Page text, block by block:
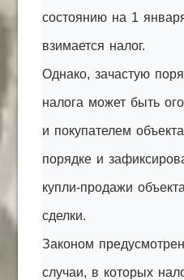
состоянию на 1
взимается налог.
Однако, зачастую
налога может быть
и покупателем
порядке и
купли-продажи
сделки.
Законом
случаи, в которых